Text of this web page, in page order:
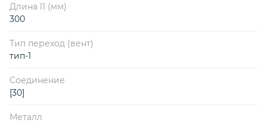
Длина l1 (мм)
300
Тип переход (вент)
тип-1
Соединение
[30]
Металл